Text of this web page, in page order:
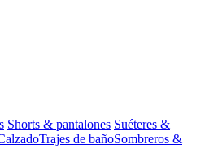
Shorts & pantalones Suéteres &
Trajes de bañoSombreros &